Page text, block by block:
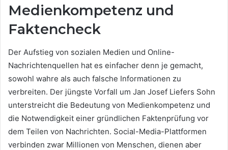
Medienkompetenz und
Faktencheck
Der Aufstieg von sozialen Medien und Online-
Nachrichtenquellen hat es einfacher denn je gemacht,
sowohl wahre als auch falsche Informationen zu
verbreiten. Der jüngste Vorfall um Jan Josef Liefers Sohn
unterstreicht die Bedeutung von Medienkompetenz und
die Notwendigkeit einer gründlichen Faktenprüfung vor
dem Teilen von Nachrichten. Social-Media-Plattformen
verbinden zwar Millionen von Menschen, dienen aber